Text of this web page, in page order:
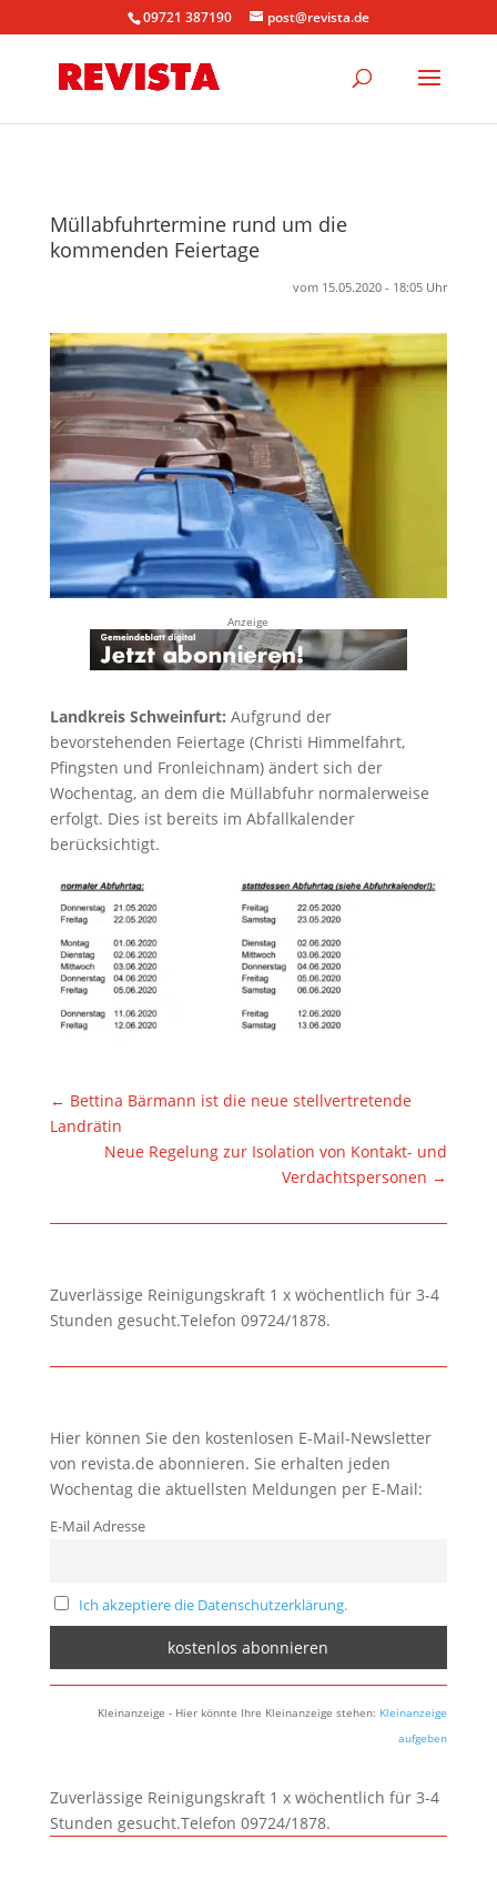
09721 387190 post@revista.de
Müllabfuhrtermine rund um die
kommenden Feiertage
vom 15.05.2020 - 18:05 Uhr
Anzeige
Landkreis Schweinfurt: Aufgrund der
bevorstehenden Feiertage (Christi Himmelfahrt,
Pfingsten und Fronleichnam) ändert sich der
Wochentag, an dem die Müllabfuhr normalerweise
erfolgt. Dies ist bereits im Abfallkalender
berücksichtigt.
← Bettina Bärmann ist die neue stellvertretende
Landrätin
Neue Regelung zur Isolation von Kontakt- und
Verdachtspersonen →
Zuverlässige Reinigungskraft 1 x wöchentlich für 3-4
Stunden gesucht.Telefon 09724/1878.
Hier können Sie den kostenlosen E-Mail-Newsletter
von revista.de abonnieren. Sie erhalten jeden
Wochentag die aktuellsten Meldungen per E-Mail:
E-Mail Adresse
Ich akzeptiere die Datenschutzerklärung.
Kleinanzeige - Hier könnte Ihre Kleinanzeige stehen: Kleinanzeige
aufgeben
Zuverlässige Reinigungskraft 1 x wöchentlich für 3-4
Stunden gesucht.Telefon 09724/1878.